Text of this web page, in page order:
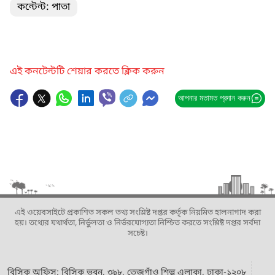
কন্টেন্ট: পাতা
এই কনটেন্টটি শেয়ার করতে ক্লিক করুন
আপনার মতামত প্রদান করুন
এই ওয়েবসাইটে প্রকাশিত সকল তথ্য সংশ্লিষ্ট দপ্তর কর্তৃক নিয়মিত হালনাগাদ করা
হয়। তথ্যের যথার্থতা, নির্ভুলতা ও নির্ভরযোগ্যতা নিশ্চিত করতে সংশ্লিষ্ট দপ্তর সর্বদা
সচেষ্ট।